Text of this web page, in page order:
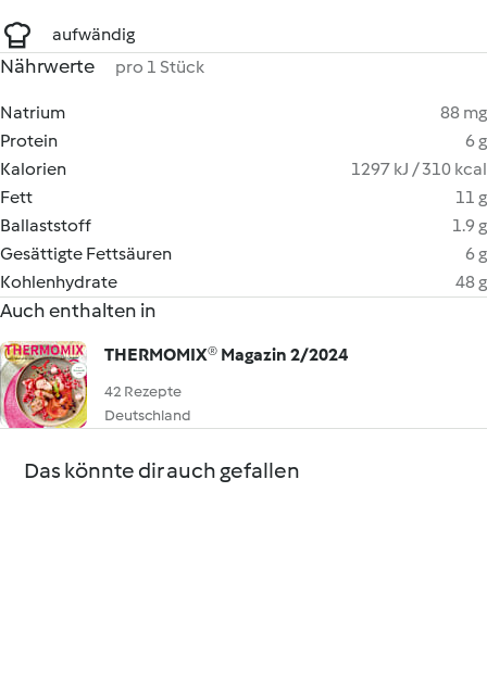
aufwändig
Nährwerte pro 1 Stück
Natrium
88 mg
Protein
6 g
Kalorien
1297 kJ / 310 kcal
Fett
11 g
Ballaststoff
1.9 g
Gesättigte Fettsäuren
6 g
Kohlenhydrate
48 g
Auch enthalten in
THERMOMIX® Magazin 2/2024
42 Rezepte
Deutschland
Das könnte dir auch gefallen